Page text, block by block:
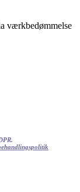
værkbedømmelse